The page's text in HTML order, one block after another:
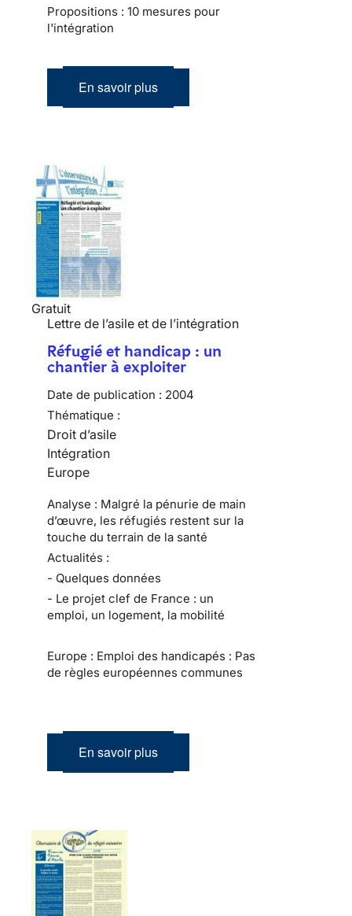
Propositions : 10 mesures pour
l'intégration
En savoir plus
Gratuit
Lettre de l’asile et de l’intégration
Réfugié et handicap : un
chantier à exploiter
Date de publication : 2004
Thématique :
Droit d’asile
Intégration
Europe
Analyse : Malgré la pénurie de main
d’œuvre, les réfugiés restent sur la
touche du terrain de la santé
Actualités :
- Quelques données
- Le projet clef de France : un
emploi, un logement, la mobilité
Europe : Emploi des handicapés : Pas
de règles européennes communes
En savoir plus